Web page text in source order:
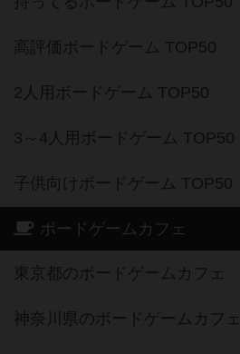
高評価ボードゲーム TOP50
2人用ボードゲーム TOP50
3～4人用ボードゲーム TOP50
子供向けボードゲーム TOP50
ボードゲームカフェ
東京都のボードゲームカフェ
神奈川県のボードゲームカフェ